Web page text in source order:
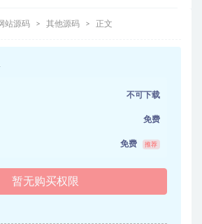
站源码 其他源码 正文
不可下载
免费
免费 推荐
暂无购买权限